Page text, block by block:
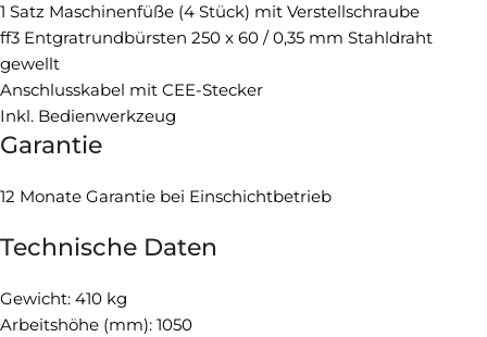
1 Satz Maschinenfüße (4 Stück) mit Verstellschraube
ff3 Entgratrundbürsten 250 x 60 / 0,35 mm Stahldraht
gewellt
Anschlusskabel mit CEE-Stecker
Inkl. Bedienwerkzeug
Garantie
12 Monate Garantie bei Einschichtbetrieb
Technische Daten
Gewicht: 410 kg
Arbeitshöhe (mm): 1050